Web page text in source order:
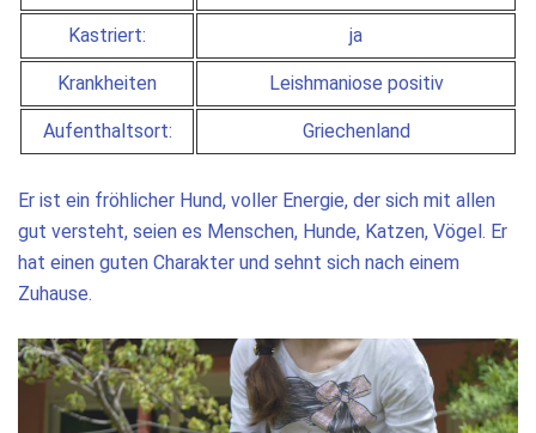
Kastriert: ja
Krankheiten Leishmaniose positiv
Aufenthaltsort: Griechenland
Er ist ein fröhlicher Hund, voller Energie, der sich mit allen
gut versteht, seien es Menschen, Hunde, Katzen, Vögel. Er
hat einen guten Charakter und sehnt sich nach einem
Zuhause.